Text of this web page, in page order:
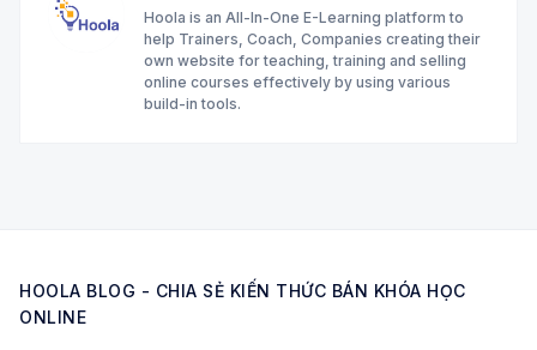
Hoola is an All-In-One E-Learning platform to
help Trainers, Coach, Companies creating their
own website for teaching, training and selling
online courses effectively by using various
build-in tools.
HOOLA BLOG - CHIA SẺ KIẾN THỨC BÁN KHÓA HỌC
ONLINE